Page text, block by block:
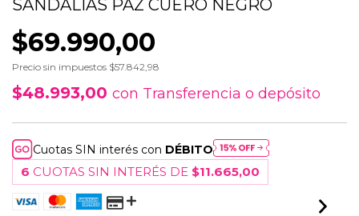
SANDALIAS PAZ CUERO NEGRO
$69.990,00
Precio sin impuestos $57.842,98
$48.993,00 con Transferencia o depósito
Cuotas SIN interés con DÉBITO
6 CUOTAS SIN INTERÉS DE $11.665,00